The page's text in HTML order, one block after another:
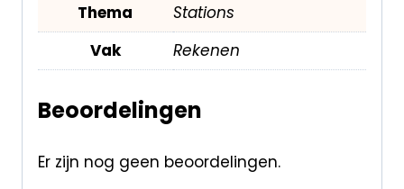
Thema
Stations
Vak
Rekenen
Beoordelingen
Er zijn nog geen beoordelingen.